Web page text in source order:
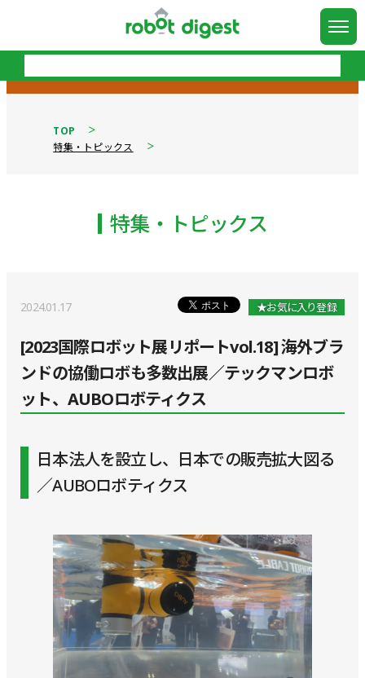
TOP
特集・トピックス
特集・トピックス
2024.01.17 ★お気に入り登録
[2023国際ロボット展リポートvol.18] 海外ブラ
ンドの協働ロボも多数出展／テックマンロボ
ット、AUBOロボティクス
日本法人を設立し、日本での販売拡大図る
／AUBOロボティクス